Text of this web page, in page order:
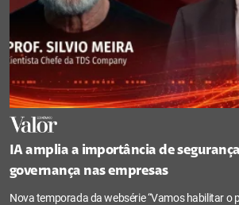
IA amplia a importância de
governança nas empresas
Nova temporada da websérie “Vamos habilitar o